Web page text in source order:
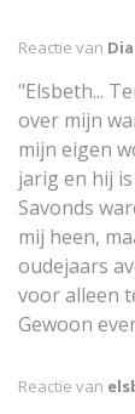
Reactie van
"Elsbeth...
over mijn
mijn eigen
jarig en hij
Savonds
mij heen,
oudejaars
voor alleen
Gewoon
Reactie van